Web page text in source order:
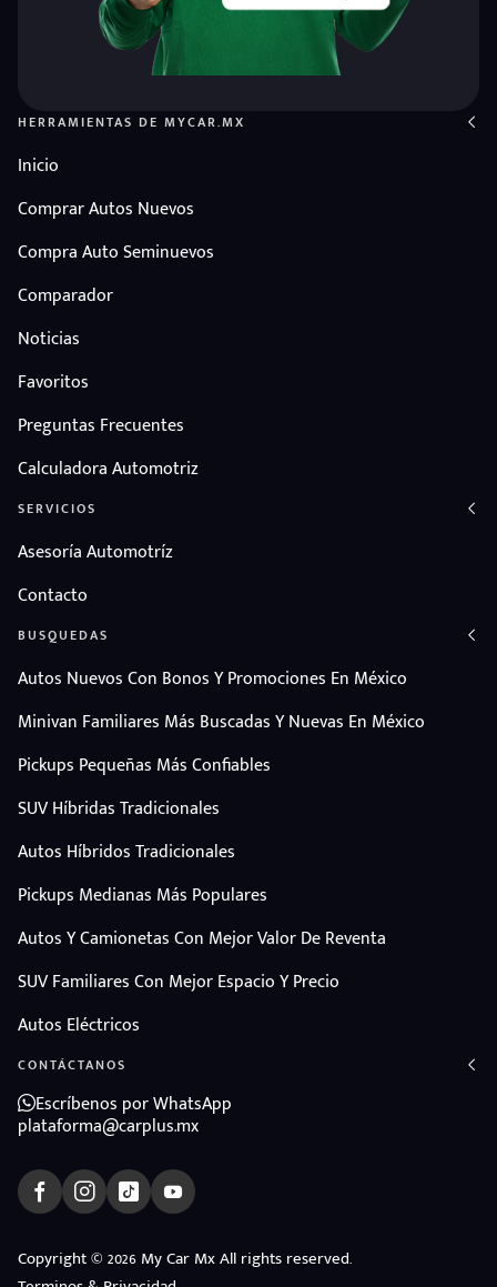
HERRAMIENTAS DE MYCAR.MX
Inicio
Comprar Autos Nuevos
Compra Auto Seminuevos
Comparador
Noticias
Favoritos
Preguntas Frecuentes
Calculadora Automotriz
SERVICIOS
Asesoría Automotríz
Contacto
BUSQUEDAS
Autos Nuevos Con Bonos Y Promociones En México
Minivan Familiares Más Buscadas Y Nuevas En México
Pickups Pequeñas Más Confiables
SUV Híbridas Tradicionales
Autos Híbridos Tradicionales
Pickups Medianas Más Populares
Autos Y Camionetas Con Mejor Valor De Reventa
SUV Familiares Con Mejor Espacio Y Precio
Autos Eléctricos
CONTÁCTANOS
Escríbenos por WhatsApp
plataforma@carplus.mx
Copyright © 2026 My Car Mx All rights reserved.